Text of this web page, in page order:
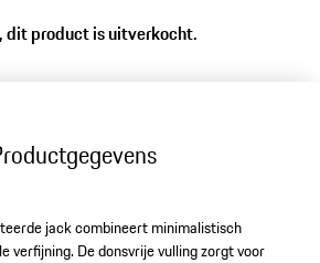
dit product is uitverkocht.
jack combineert minimalistisch
verfijning. De donsvrije vulling zorgt voor